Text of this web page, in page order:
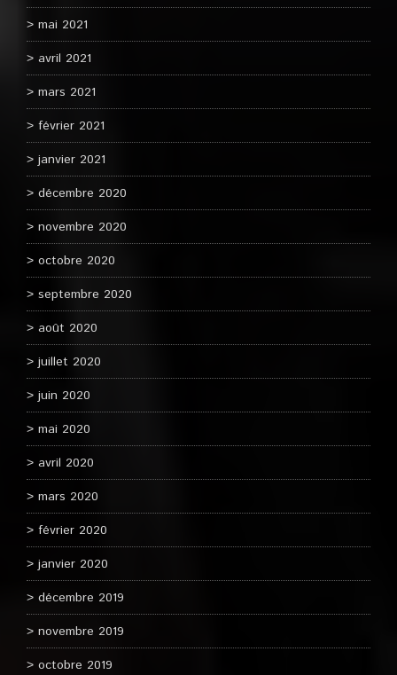
mai 2021
avril 2021
mars 2021
février 2021
janvier 2021
décembre 2020
novembre 2020
octobre 2020
septembre 2020
août 2020
juillet 2020
juin 2020
mai 2020
avril 2020
mars 2020
février 2020
janvier 2020
décembre 2019
novembre 2019
octobre 2019